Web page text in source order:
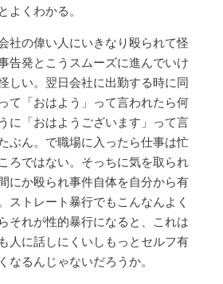
よくわかる。
社の偉い人にいきなり殴られて怪
告発とこうスムーズに進んでいけ
しい。翌日会社に出勤する時に同
て「おはよう」って言われたら何
に「おはようございます」って言
ぶん。で職場に入ったら仕事は忙
ろではない。そっちに気を取られ
にか殴られ事件自体を自分から有
ストレート暴行でもこんなんよく
それが性的暴行になると、これは
人に話しにくいしもっとセルフ有
なるんじゃないだろうか。